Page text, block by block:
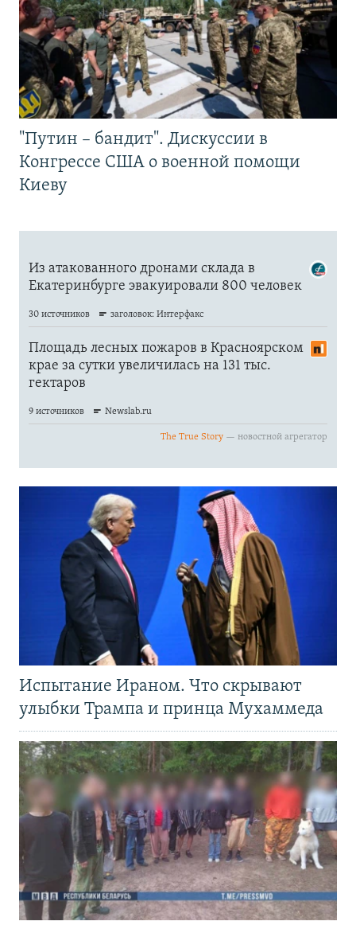
"Путин – бандит". Дискуссии в
Конгрессе США о военной помощи
Киеву
Испытание Ираном. Что скрывают
улыбки Трампа и принца Мухаммеда